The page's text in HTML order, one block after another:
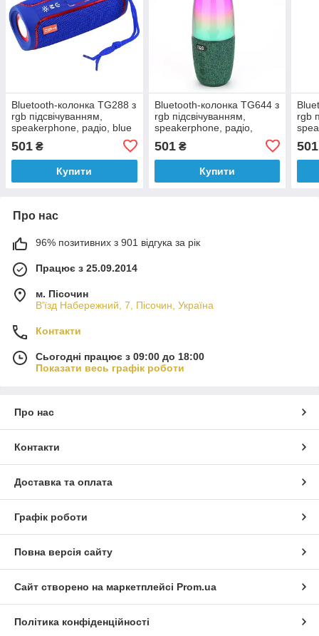
Bluetooth-колонка TG288 з
rgb підсвічуванням,
speakerphone, радіо, blue
501 ₴
Купити
Bluetooth-колонка TG644 з
rgb підсвічуванням,
speakerphone, радіо,
501₴
Купити
rgb
501
Про нас
96% позитивних з 901 відгука за рік
Працює з 25.09.2014
м. Пісочин
В'їзд Набережний, 7, Пісочин, Україна
Контакти
Сьогодні працює з 09:00 до 18:00
Показати весь графік роботи
Про нас
Контакти
Доставка та оплата
Графік роботи
Повна версія сайту
Сайт створено на маркетплейсі Prom.ua
Політика конфіденційності